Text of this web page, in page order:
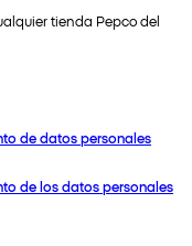
tienda Pepco del
de datos personales
de los datos personales